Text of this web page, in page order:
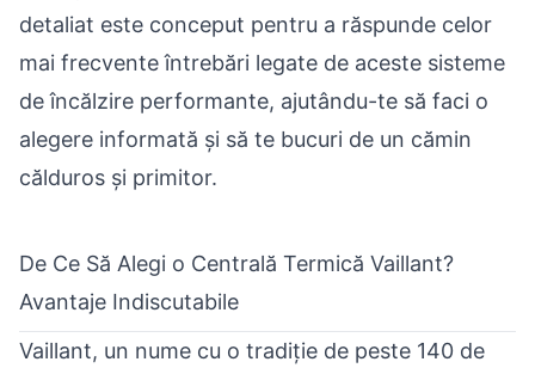
detaliat este conceput pentru a răspunde celor
mai frecvente întrebări legate de aceste sisteme
de încălzire performante, ajutându-te să faci o
alegere informată și să te bucuri de un cămin
călduros și primitor.
De Ce Să Alegi o Centrală Termică Vaillant?
Avantaje Indiscutabile
Vaillant, un nume cu o tradiție de peste 140 de